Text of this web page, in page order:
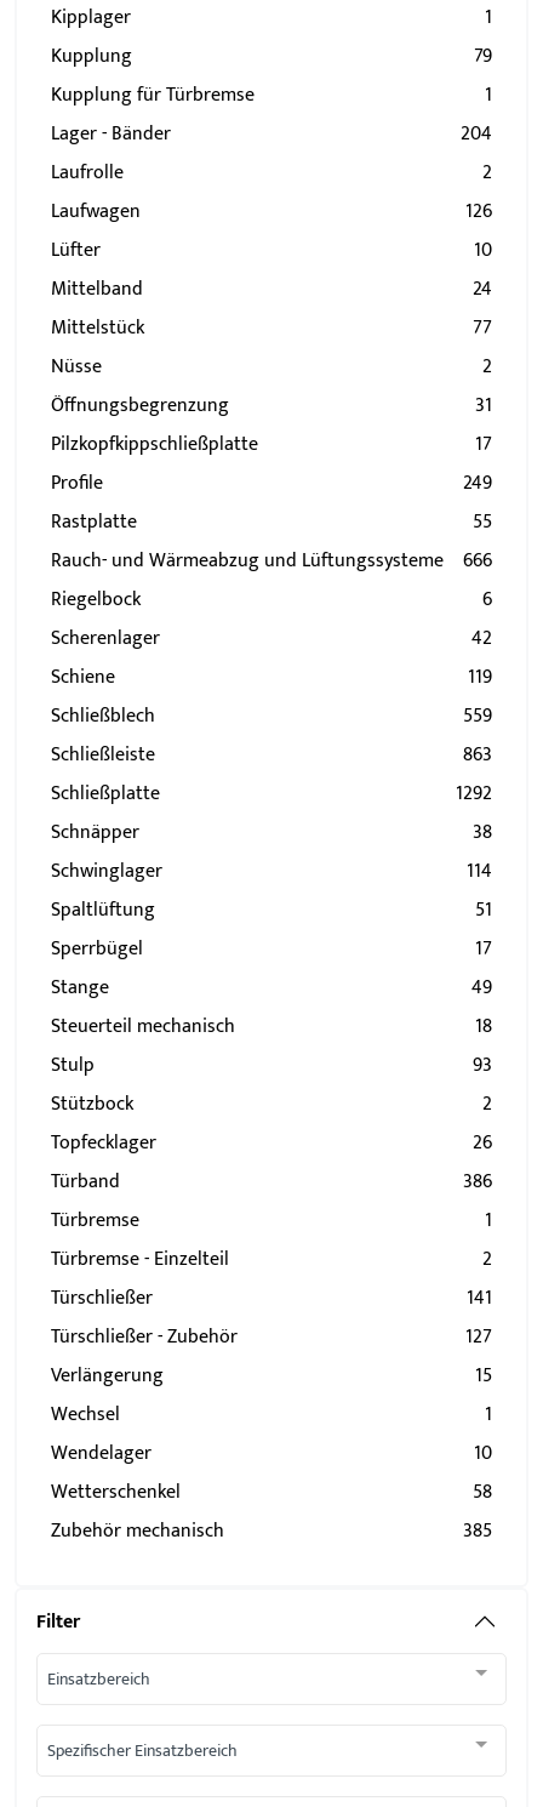
Kipplager
1
Kupplung
79
Kupplung für Türbremse
1
Lager - Bänder
204
Laufrolle
2
Laufwagen
126
Lüfter
10
Mittelband
24
Mittelstück
77
Nüsse
2
Öffnungsbegrenzung
31
Pilzkopfkippschließplatte
17
Profile
249
Rastplatte
55
Rauch- und Wärmeabzug und Lüftungssysteme 666
Riegelbock
6
Scherenlager
42
Schiene
119
Schließblech
559
Schließleiste
863
Schließplatte
1292
Schnäpper
38
Schwinglager
114
Spaltlüftung
51
Sperrbügel
17
Stange
49
Steuerteil mechanisch
18
Stulp
93
Stützbock
2
Topfecklager
26
Türband
386
Türbremse
1
Türbremse - Einzelteil
2
Türschließer
141
Türschließer - Zubehör
127
Verlängerung
15
Wechsel
1
Wendelager
10
Wetterschenkel
58
Zubehör mechanisch
385
Filter
Einsatzbereich
Spezifischer Einsatzbereich